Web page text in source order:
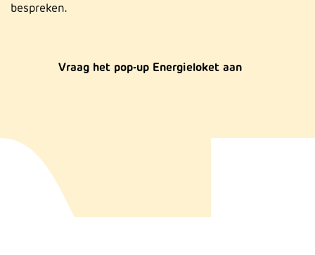
bespreken.
Vraag het pop-up Energieloket aan